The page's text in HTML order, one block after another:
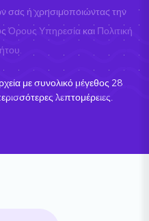
σας ή χρησιμοποιώντας την
Όρους Υπηρεσίακαι Πολιτική
με συνολικό μέγεθος 28
λεπτομέρειες.